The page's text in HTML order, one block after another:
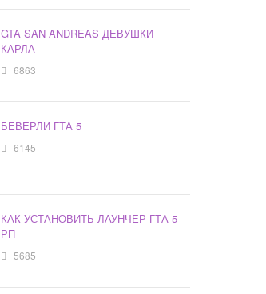
GTA SAN ANDREAS ДЕВУШКИ
КАРЛА
6863
БЕВЕРЛИ ГТА 5
6145
КАК УСТАНОВИТЬ ЛАУНЧЕР ГТА 5
РП
5685